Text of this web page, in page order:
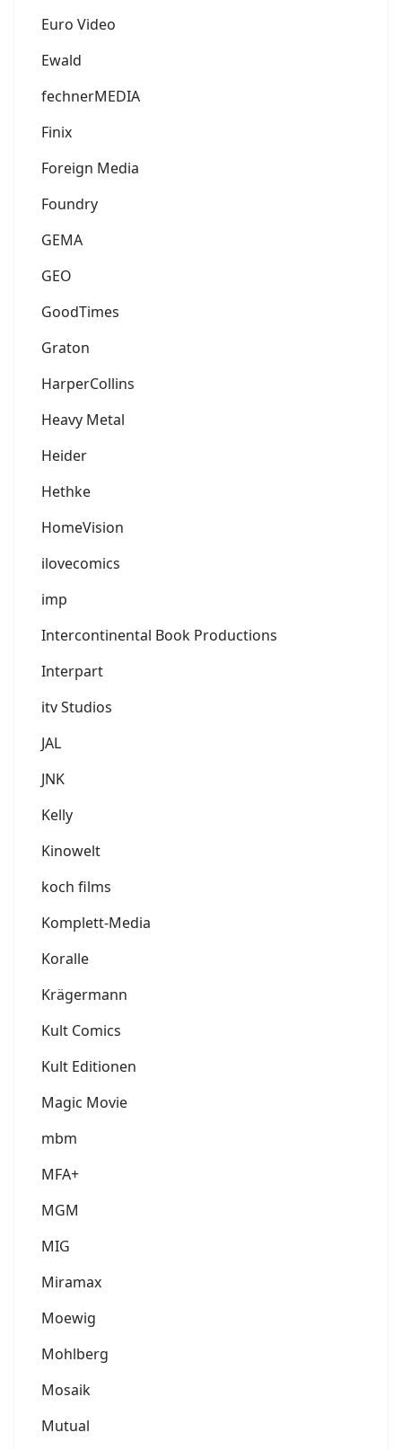
Euro Video
Ewald
fechnerMEDIA
Finix
Foreign Media
Foundry
GEMA
GEO
GoodTimes
Graton
HarperCollins
Heavy Metal
Heider
Hethke
HomeVision
ilovecomics
imp
Intercontinental Book Productions
Interpart
itv Studios
JAL
JNK
Kelly
Kinowelt
koch films
Komplett-Media
Koralle
Krägermann
Kult Comics
Kult Editionen
Magic Movie
mbm
MFA+
MGM
MIG
Miramax
Moewig
Mohlberg
Mosaik
Mutual